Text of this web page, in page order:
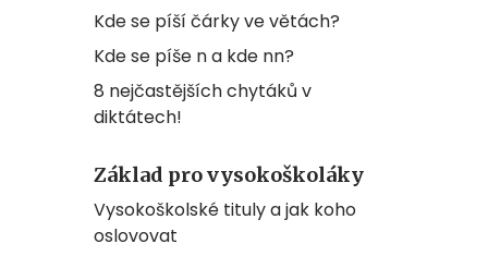
Kde se píší čárky ve větách?
Kde se píše n a kde nn?
8 nejčastějších chytáků v
diktátech!
Základ pro vysokoškoláky
Vysokoškolské tituly a jak koho
oslovovat